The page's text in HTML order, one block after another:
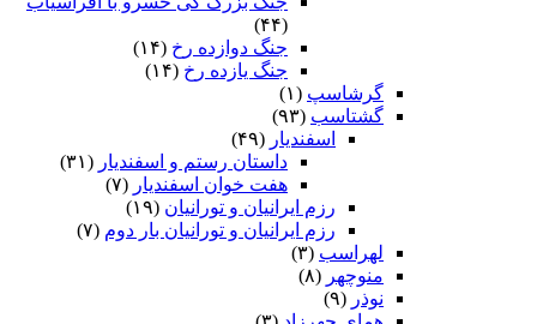
(۴۴)
جنگ دوازده رخ (۱۴)
جنگ یازده رخ (۱۴)
گرشاسپ (۱)
گشتاسب (۹۳)
اسفندیار (۴۹)
داستان رستم و اسفندیار (۳۱)
هفت خوان اسفندیار (۷)
رزم ایرانیان و تورانیان (۱۹)
رزم ایرانیان و تورانیان بار دوم (۷)
لهراسب (۳)
منوچهر (۸)
نوذر (۹)